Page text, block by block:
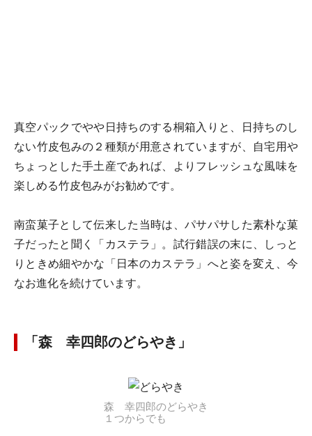
真空パックでやや日持ちのする桐箱入りと、日持ちのし
ない竹皮包みの２種類が用意されていますが、自宅用や
ちょっとした手土産であれば、よりフレッシュな風味を
楽しめる竹皮包みがお勧めです。
南蛮菓子として伝来した当時は、パサパサした素朴な菓
子だったと聞く「カステラ」。試行錯誤の末に、しっと
りときめ細やかな「日本のカステラ」へと姿を変え、今
なお進化を続けています。
「森 幸四郎のどらやき」
森 幸四郎のどらやき
１つからでも